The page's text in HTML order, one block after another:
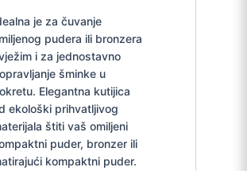
je za čuvanje
pudera ili bronzera
i za jednostavno
šminke u
Elegantna kutijica
ekološki prihvatljivog
štiti vaš omiljeni
puder, bronzer ili
kompaktni puder.